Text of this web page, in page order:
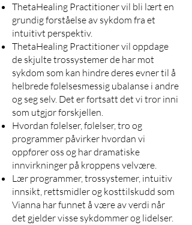
ThetaHealing Practitioner vil bli lært en
grundig forståelse av sykdom fra et
intuitivt perspektiv.
ThetaHealing Practitioner vil oppdage
de skjulte trossystemer de har mot
sykdom som kan hindre deres evner til å
helbrede følelsesmessig ubalanse i andre
og seg selv. Det er fortsatt det vi tror inni
som utgjør forskjellen.
Hvordan følelser, følelser, tro og
programmer påvirker hvordan vi
oppfører oss og har dramatiske
innvirkninger på kroppens velvære.
Lær programmer, trossystemer, intuitiv
innsikt, rettsmidler og kosttilskudd som
Vianna har funnet å være av verdi når
det gjelder visse sykdommer og lidelser.